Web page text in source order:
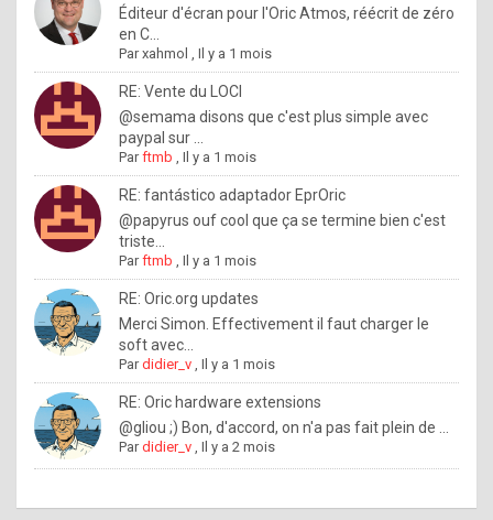
u
w
a
n
t
o
n
o
w
h
o
w
o
Éditeur d'écran pour l'Oric Atmos, réécrit de zéro
en C...
Parxahmol ,Il y a 1 mois
RE: Vente du LOCI
@semama disons que c'est plus simple avec
paypal sur ...
Parftmb ,Il y a 1 mois
RE: fantástico adaptador EprOric
@papyrus ouf cool que ça se termine bien c'est
triste...
Parftmb ,Il y a 1 mois
RE: Oric.org updates
Merci Simon. Effectivement il faut charger le
soft avec...
Pardidier_v ,Il y a 1 mois
RE: Oric hardware extensions
@gliou ;) Bon, d'accord, on n'a pas fait plein de ...
Pardidier_v ,Il y a 2 mois